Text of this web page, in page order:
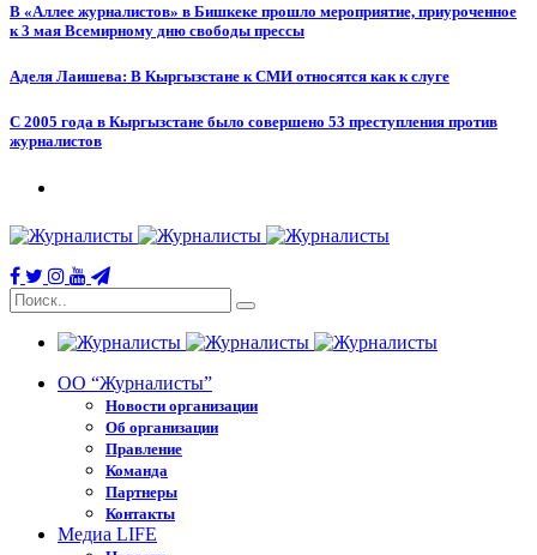
В «Аллее журналистов» в Бишкеке прошло мероприятие, приуроченное
к 3 мая Всемирному дню свободы прессы
Аделя Лаишева: В Кыргызстане к СМИ относятся как к слуге
С 2005 года в Кыргызстане было совершено 53 преступления против
журналистов
ОО “Журналисты”
Новости организации
Об организации
Правление
Команда
Партнеры
Контакты
Медиа LIFE